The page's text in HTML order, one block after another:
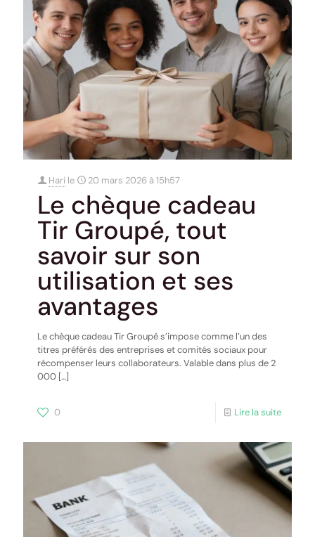
Hari le 20 mars 2026 à 15h57
Le chèque cadeau
Tir Groupé, tout
savoir sur son
utilisation et ses
avantages
Le chèque cadeau Tir Groupé s’impose comme l’un des
titres préférés des entreprises et comités sociaux pour
récompenser leurs collaborateurs. Valable dans plus de 2
000 […]
0 Lire la suite